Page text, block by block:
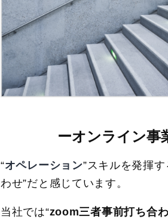
ーオンライン事
“オペレーション”スキルを発揮
わせ”だと感じています。
当社では“zoom三者事前打ち合